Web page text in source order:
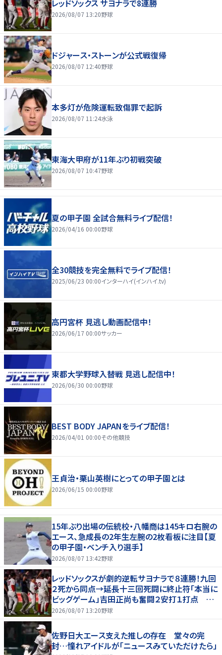
レッドソックス サヨナラで8連勝
2026/08/07 13:20野球
ドジャース・ストーンが公式戦復帰
2026/08/07 12:40野球
本多灯が危険運転致傷罪で起訴
2026/08/07 11:24水泳
東海大甲府が11年ぶり初戦突破
2026/08/07 10:47野球
夏の甲子園 全試合無料ライブ配信！
2026/04/16 00:00野球
全30競技を完全無料でライブ配信！
2025/06/23 00:00インターハイ(インハイ.tv)
高円宮杯 見逃し動画配信中！
2026/06/17 00:00サッカー
東都大学野球入替戦 見逃し配信中！
2026/06/30 00:00野球
BEST BODY JAPANをライブ配信！
2026/04/01 00:00その他競技
王貞治・栗山英樹にとっての甲子園とは
2026/06/15 00:00野球
15年ぶり出場の伝統校・八幡商は145キロ右腕の
エース、急成長の2年生左腕の2枚看板に注目【夏
の甲子園・ベンチ入り選手】
2026/08/07 13:42野球
レッドソックスが劇的逆転サヨナラで８連勝！九回
２死から同点→延長十三回死闘に終止符「本当に
ビッグゲーム」吉田正尚も奮闘２安打１打点 本
拠地熱狂
2026/08/07 13:20野球
佐野日大エース支えた推しの存在 堂々の完
封…憧れアイドルが「ニュースみていただけたら」